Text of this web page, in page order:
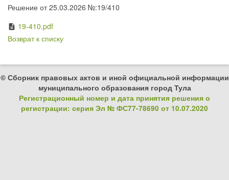
Решение от 25.03.2026 №:19/410
description 19-410.pdf
Возврат к списку
© Сборник правовых актов и иной официальной информации
муниципального образования город Тула
Регистрационный номер и дата принятия решения о
регистрации: серия Эл № ФС77-78690 от 10.07.2020